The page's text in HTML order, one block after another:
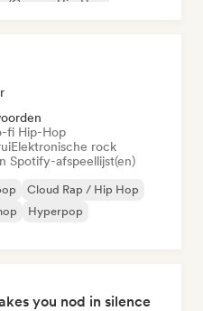
German Hip-Hop
fi Hip-Hop
Elektronische rock
Spotify-afspeellijst(en)
Cloud Rap / Hip Hop
Hyperpop
you nod in silence